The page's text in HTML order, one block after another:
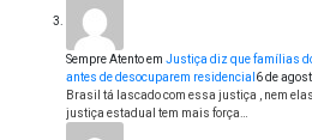
Sempre Atentoem Justiça diz que famílias
antes de desocuparem residencial 6 de
Brasil tá lascado com essa justiça , nem
justiça estadual tem mais força…